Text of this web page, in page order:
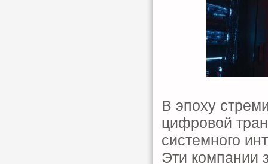
В эпоху
цифровой
системного
Эти компании